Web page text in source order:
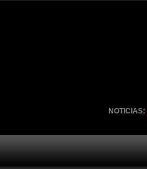
NOTICIAS: